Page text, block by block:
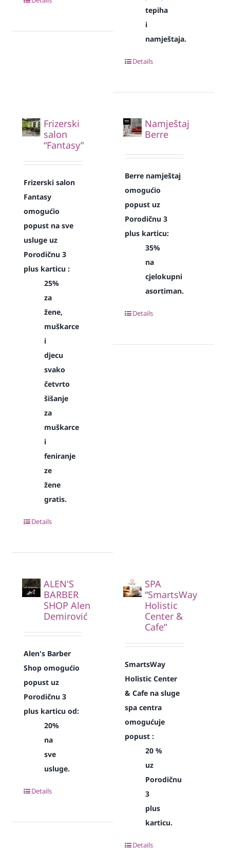
tepiha
i
namještaja.
Details
Frizerski
salon
“Fantasy”
Frizerski salon
Fantasy
omogućio
popust na sve
usluge uz
Porodičnu 3
plus karticu :
25%
za
žene,
muškarce
i
djecu
svako
četvrto
šišanje
za
muškarce
i
feniranje
ze
žene
gratis.
Details
Namještaj
Berre
Berre namještaj
omogućio
popust uz
Porodičnu 3
plus karticu:
35%
na
cjelokupni
asortiman.
Details
ALEN'S
BARBER
SHOP Alen
Demirović
Alen's Barber
Shop omogućio
popust uz
Porodičnu 3
plus karticu od:
20%
na
sve
usluge.
Details
SPA
“SmartsWay
Holistic
Center &
Cafe”
SmartsWay
Holistic Center
& Cafe na sluge
spa centra
omogućuje
popust :
20 %
uz
Porodičnu
3
plus
karticu.
Details